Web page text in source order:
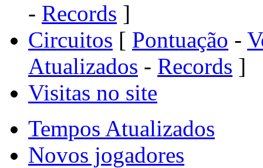
- Records ]
Circuitos [ Pontuação -
Atualizados - Records ]
Visitas no site
Tempos Atualizados
Novos jogadores